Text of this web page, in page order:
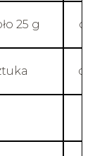
25 g